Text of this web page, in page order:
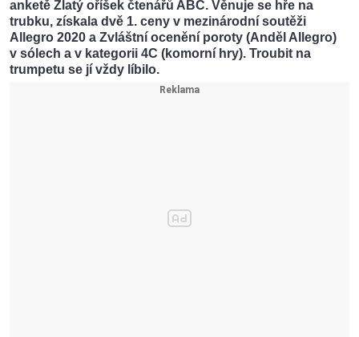
anketě Zlatý oříšek čtenářů ABC. Věnuje se hře na
trubku, získala dvě 1. ceny v mezinárodní soutěži
Allegro 2020 a Zvláštní ocenění poroty (Anděl Allegro)
v sólech a v kategorii 4C (komorní hry). Troubit na
trumpetu se jí vždy líbilo.